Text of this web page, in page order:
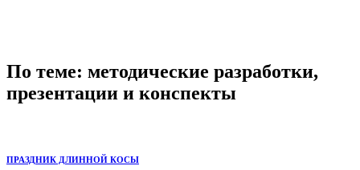
По теме: методические разработки,
презентации и конспекты
ПРАЗДНИК ДЛИННОЙ КОСЫ